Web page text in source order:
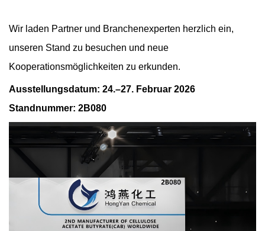
Wir laden Partner und Branchenexperten herzlich ein,
unseren Stand zu besuchen und neue
Kooperationsmöglichkeiten zu erkunden.
Ausstellungsdatum: 24.–27. Februar 2026
Standnummer: 2B080